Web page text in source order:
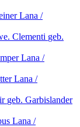
Lana /
Clementi geb.
Lana /
Lana /
geb. Garbislander
Lana /